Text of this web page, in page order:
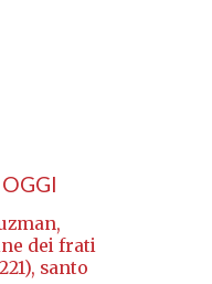
dei frati
santo